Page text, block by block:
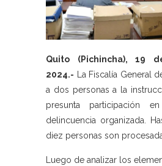
Quito (Pichincha), 19
2024.- La Fiscalía General
a dos personas a la
presunta participación
delincuencia organizada.
diez personas son
Luego de analizar los